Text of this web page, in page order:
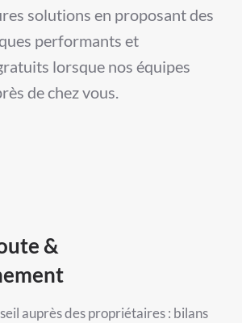
solutions en proposant des
performants et
lorsque nos équipes
de chez vous.
&
auprès des propriétaires : bilans